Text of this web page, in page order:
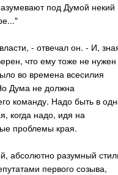
под Думой некий
- отвечал он. - И,
что ему тоже не нужен
во времена всесилия
Дума не должна
команду. Надо быть в
когда надо, идя на
проблемы края.
абсолютно разумный
первого созыва,